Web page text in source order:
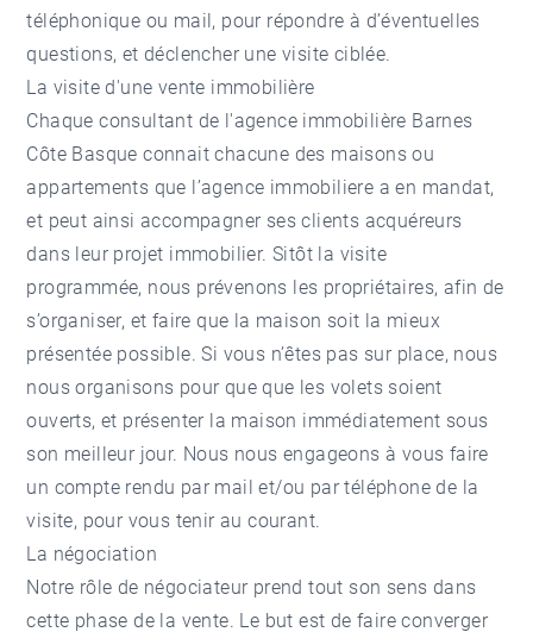
téléphonique ou mail, pour répondre à d’éventuelles
questions, et déclencher une visite ciblée.
La visite d'une vente immobilière
Chaque consultant de l'agence immobilière Barnes
Côte Basque connait chacune des maisons ou
appartements que l’agence immobiliere a en mandat,
et peut ainsi accompagner ses clients acquéreurs
dans leur projet immobilier. Sitôt la visite
programmée, nous prévenons les propriétaires, afin de
s’organiser, et faire que la maison soit la mieux
présentée possible. Si vous n’êtes pas sur place, nous
nous organisons pour que que les volets soient
ouverts, et présenter la maison immédiatement sous
son meilleur jour. Nous nous engageons à vous faire
un compte rendu par mail et/ou par téléphone de la
visite, pour vous tenir au courant.
La négociation
Notre rôle de négociateur prend tout son sens dans
cette phase de la vente. Le but est de faire converger